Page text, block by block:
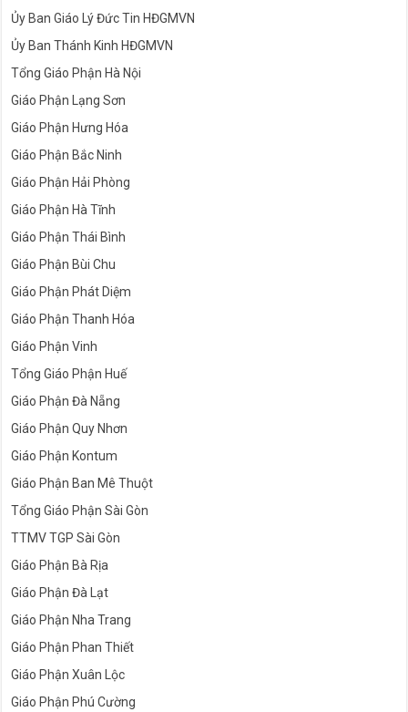
Ủy Ban Giáo Lý Đức Tin HĐGMVN
Ủy Ban Thánh Kinh HĐGMVN
Tổng Giáo Phận Hà Nội
Giáo Phận Lạng Sơn
Giáo Phận Hưng Hóa
Giáo Phận Bắc Ninh
Giáo Phận Hải Phòng
Giáo Phận Hà Tĩnh
Giáo Phận Thái Bình
Giáo Phận Bùi Chu
Giáo Phận Phát Diệm
Giáo Phận Thanh Hóa
Giáo Phận Vinh
Tổng Giáo Phận Huế
Giáo Phận Đà Nẵng
Giáo Phận Quy Nhơn
Giáo Phận Kontum
Giáo Phận Ban Mê Thuột
Tổng Giáo Phận Sài Gòn
TTMV TGP Sài Gòn
Giáo Phận Bà Rịa
Giáo Phận Đà Lạt
Giáo Phận Nha Trang
Giáo Phận Phan Thiết
Giáo Phận Xuân Lộc
Giáo Phận Phú Cường